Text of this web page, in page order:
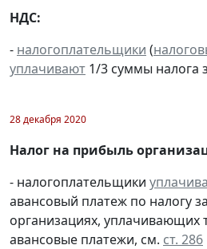
НДС:
- налогоплательщики (
уплачивают 1/3 суммы налога
28 декабря 2020
Налог на прибыль
- налогоплательщики
авансовый платеж по налогу
организациях, уплачивающих
авансовые платежи, см. ст. 286